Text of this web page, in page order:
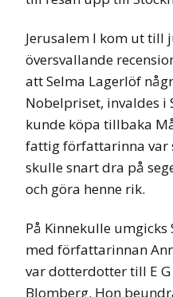
Jerusalem I kom ut till
översvallande
att Selma Lagerlöf
Nobelpriset, invaldes i
kunde köpa tillbaka
fattig författarinna var
skulle snart dra på
och göra henne rik.
På Kinnekulle
med författarinnan
var dotterdotter till E
Blomberg. Hon